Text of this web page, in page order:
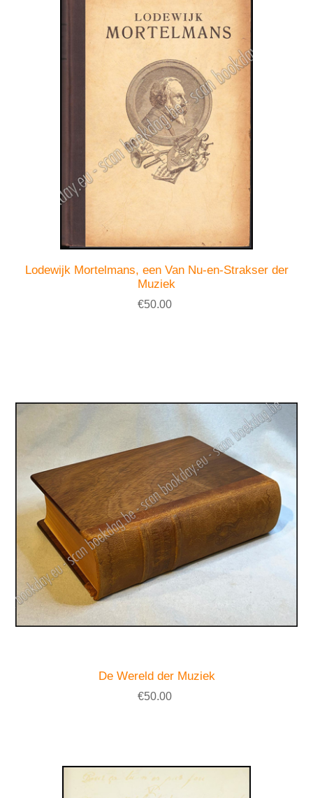
Lodewijk Mortelmans, een Van Nu-en-Strakser der
Muziek
€50.00
De Wereld der Muziek
€50.00